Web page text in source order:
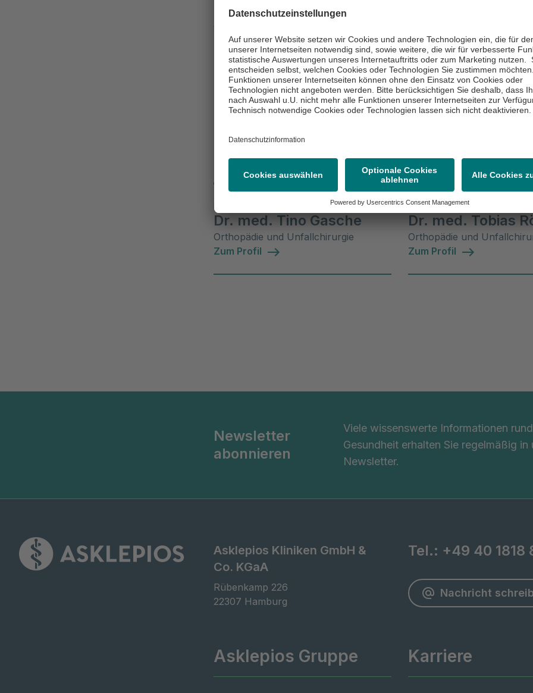
Montag:
13:00 - 15:00 Uhr
Mittwoch: 13:30 - 15:00 Uhr
Freitag:
13:00 - 15:00 Uhr
Montag Raum ZPA 6, Mittwoch und Freitag Raum ZPA 1
Behandler:innen
Dr. med. Tino Gasche
Orthopädie und Unfallchirurgie
Zum Profil
Oberarzt
Dr. med. Tobias
Orthopädie und
Zum Profil
Newsletter
abonnieren
Viele wissenswerte Informationen
Gesundheit erhalten Sie regelmäßig
Newsletter.
Asklepios Kliniken GmbH &
Co. KGaA
Rübenkamp 226
22307 Hamburg
Tel.: +49 40 1818
Nachricht
Asklepios Gruppe Karriere